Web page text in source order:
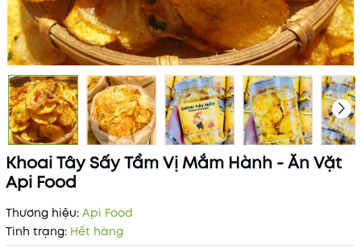
Khoai Tây Sấy Tẩm Vị Mắm Hành - Ăn Vặt
Api Food
Thương hiệu: Api Food
Tình trạng: Hết hàng